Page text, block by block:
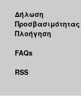
Δήλωση
Προσβασιμότητας
Πλοήγηση
FAQs
RSS